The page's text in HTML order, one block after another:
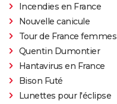
Incendies en France
Nouvelle canicule
Tour de France femmes
Quentin Dumontier
Hantavirus en France
Bison Futé
Lunettes pour l'éclipse